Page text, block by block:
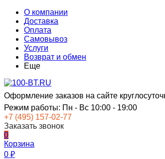
О компании
Доставка
Оплата
Самовывоз
Услуги
Возврат и обмен
Еще
Оформление заказов на сайте
Режим работы: Пн - Вс 10:00 - 19:00
+7 (495) 157-02-77
Заказать звонок
0
Корзина
0 ₽